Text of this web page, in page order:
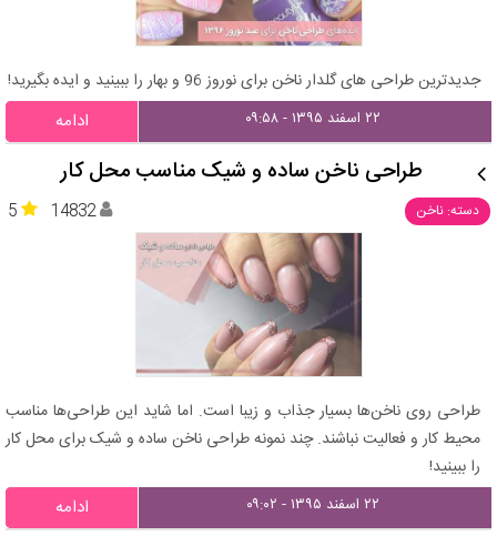
جدیدترین طراحی های گلدار ناخن برای نوروز 96 و بهار را ببینید و ایده بگیرید!
۲۲ اسفند ۱۳۹۵ - ۰۹:۵۸ ادامه
طراحی ناخن ساده و شیک مناسب محل کار
دسته: ناخن 5 14832
طراحی روی ناخن‌ها بسیار جذاب و زیبا است. اما شاید این طراحی‌ها مناسب
محیط کار و فعالیت نباشند. چند نمونه طراحی ناخن ساده و شیک برای محل کار
را ببینید!
۲۲ اسفند ۱۳۹۵ - ۰۹:۰۲ ادامه